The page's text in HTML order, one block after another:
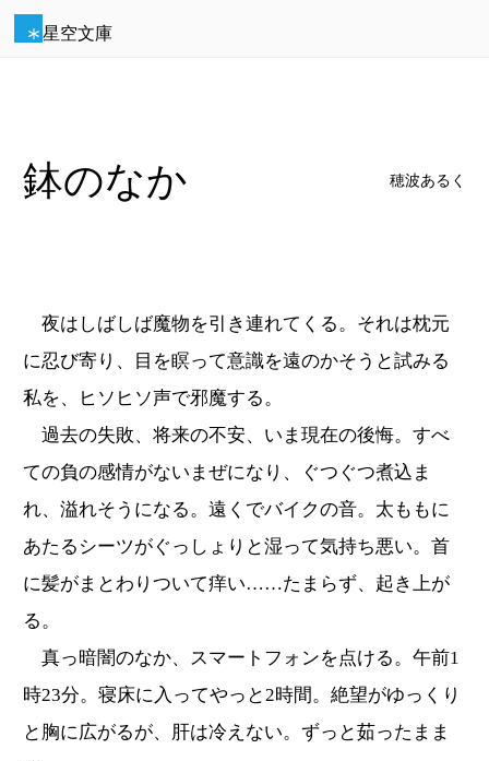
星空文庫
鉢のなか 穂波あるく
夜はしばしば魔物を引き連れてくる。それは枕元
に忍び寄り、目を瞑って意識を遠のかそうと試みる
私を、ヒソヒソ声で邪魔する。
過去の失敗、将来の不安、いま現在の後悔。すべ
ての負の感情がないまぜになり、ぐつぐつ煮込ま
れ、溢れそうになる。遠くでバイクの音。太ももに
あたるシーツがぐっしょりと湿って気持ち悪い。首
に髪がまとわりついて痒い……たまらず、起き上が
る。
真っ暗闇のなか、スマートフォンを点ける。午前1
時23分。寝床に入ってやっと2時間。絶望がゆっくり
と胸に広がるが、肝は冷えない。ずっと茹ったまま